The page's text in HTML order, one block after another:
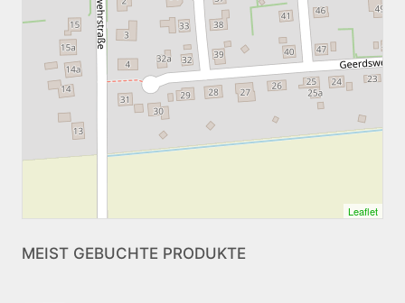
Leaflet
MEIST GEBUCHTE PRODUKTE